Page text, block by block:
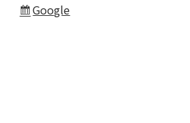
Subscribe
Google